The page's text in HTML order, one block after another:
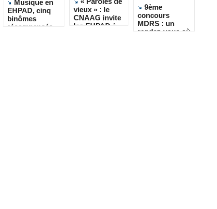
Musique en
EHPAD, cinq
binômes
récompensés
vieux » : le
CNAAG invite
les EHPAD à
9ème
concours
MDRS : un
rendez-vous où